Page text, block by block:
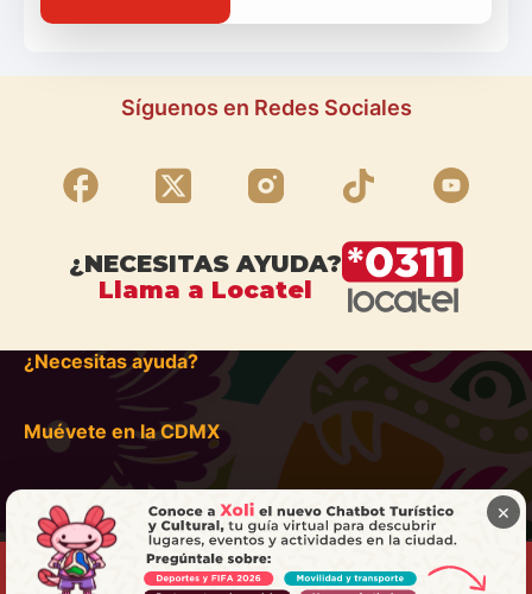
Síguenos en Redes Sociales
¿NECESITAS AYUDA?
Llama a Locatel
¿Necesitas ayuda?
Muévete en la CDMX
×